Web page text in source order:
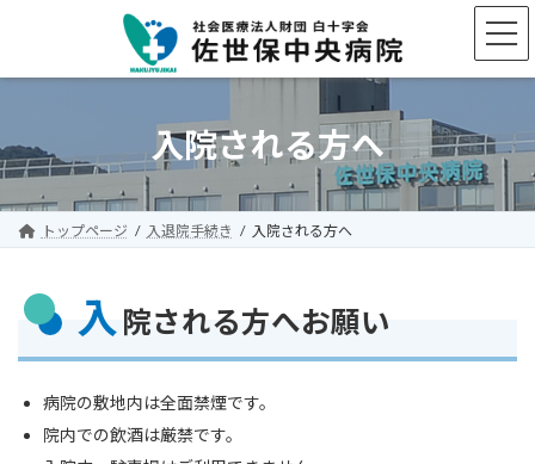
ン
ス
キ
ッ
ー
ン
に
移
入院される方へ
トップページ 入退院手続き 入院される方へ
入 院される方へお願い
病院の敷地内は全面禁煙です。
院内での飲酒は厳禁です。